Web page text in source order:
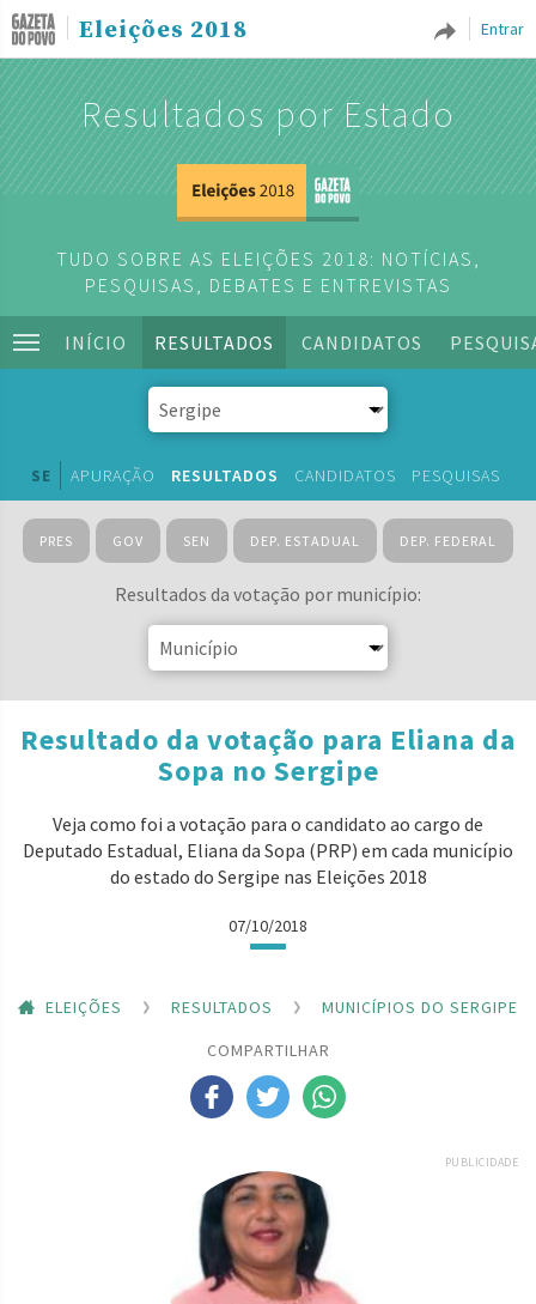
Entrar
Eleições 2018
Resultados por Estado
TUDO SOBRE AS ELEIÇÕES 2018: NOTÍCIAS,
PESQUISAS, DEBATES E ENTREVISTAS
INÍCIO RESULTADOS CANDIDATOS
SE APURAÇÃO RESULTADOS CANDIDATOS PESQUISAS
PRES GOV SEN DEP. ESTADUAL DEP. FEDERAL
Resultados da votação por município:
Resultado da votação para Eliana da
Sopa no Sergipe
Veja como foi a votação para o candidato ao cargo de
Deputado Estadual, Eliana da Sopa (PRP) em cada município
do estado do Sergipe nas Eleições 2018
07/10/2018
ELEIÇÕES RESULTADOS
MUNICÍPIOS DO SERGIPE
COMPARTILHAR
PUBLICIDADE